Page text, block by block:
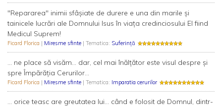
"Repararea" inimii sfâşiate de durere e una din marile şi
tainicele lucrări ale Domnului Isus în viaţa credinciosului El fiind
Medicul Suprem!
Ficard Florica | Miresme sfinte | Tematica: Suferință
... ne place să visăm... dar, cel mai înălţător este visul despre şi
spre Împărăţia Cerurilor...
Ficard Florica | Miresme sfinte | Tematica: Imparatia cerurilor
... orice teasc are greutatea lui... când e folosit de Domnul, dintr-